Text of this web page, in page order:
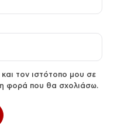
τον ιστότοπο μου σε
φορά που θα σχολιάσω.